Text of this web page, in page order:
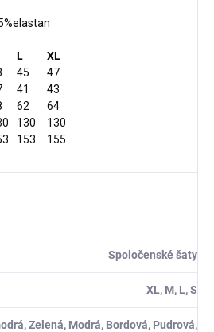
L
XL
45
47
41
43
62
64
130
130
153 155
Spoločenské šaty
XL, M, L, S
,Zelená, Modrá, Bordová, Pudrová,